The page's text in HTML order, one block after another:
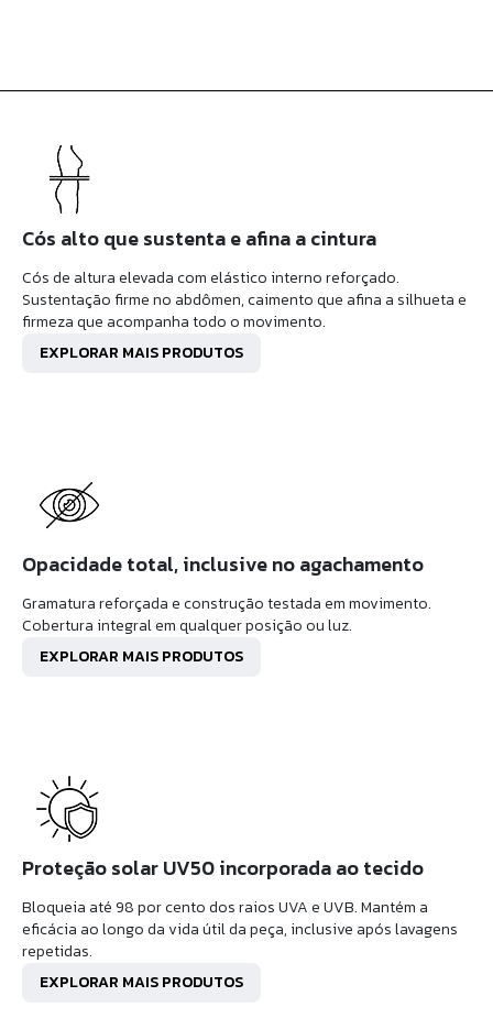
Cós alto que sustenta e afina a cintura
Cós de altura elevada com elástico interno reforçado.
Sustentação firme no abdômen, caimento que afina a silhueta e
firmeza que acompanha todo o movimento.
EXPLORAR MAIS PRODUTOS
Opacidade total, inclusive no agachamento
Gramatura reforçada e construção testada em movimento.
Cobertura integral em qualquer posição ou luz.
EXPLORAR MAIS PRODUTOS
Proteção solar UV50 incorporada ao tecido
Bloqueia até 98 por cento dos raios UVA e UVB. Mantém a
eficácia ao longo da vida útil da peça, inclusive após lavagens
repetidas.
EXPLORAR MAIS PRODUTOS